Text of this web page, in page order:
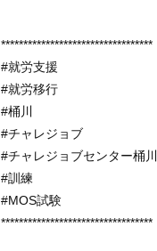
**********************************
#就労支援
#就労移行
#桶川
#チャレジョブ
#チャレジョブセンター桶川
#訓練
#MOS試験
**********************************